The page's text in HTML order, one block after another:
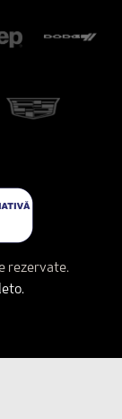
rezervate.